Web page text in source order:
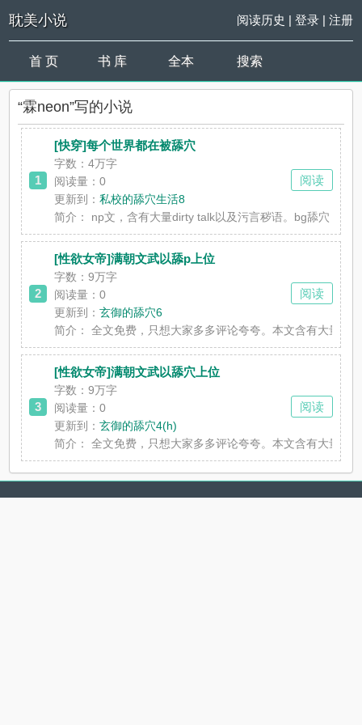
耽美小说 阅读历史 | 登录| 注册
首 页 书 库 全本 搜索
“霖neon”写的小说
1
[快穿]每个世界都在被舔穴
字数：4万字
阅读量：0
更新到：私校的舔穴生活8
简介：
np文，含有大量dirty talk以及污言秽语。bg舔穴，瑶
阅读
2
[性欲女帝]满朝文武以舔p上位
字数：9万字
阅读量：0
更新到：玄御的舔穴6
简介：
全文免费，只想大家多多评论夸夸。本文含有大量低
阅读
3
[性欲女帝]满朝文武以舔穴上位
字数：9万字
阅读量：0
更新到：玄御的舔穴4(h)
简介：
全文免费，只想大家多多评论夸夸。本文含有大量低
阅读